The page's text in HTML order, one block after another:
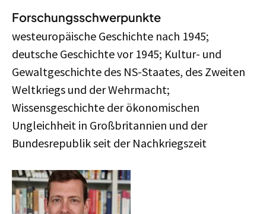
Forschungsschwerpunkte
westeuropäische Geschichte nach 1945;
deutsche Geschichte vor 1945; Kultur- und
Gewaltgeschichte des NS-Staates, des Zweiten
Weltkriegs und der Wehrmacht;
Wissensgeschichte der ökonomischen
Ungleichheit in Großbritannien und der
Bundesrepublik seit der Nachkriegszeit